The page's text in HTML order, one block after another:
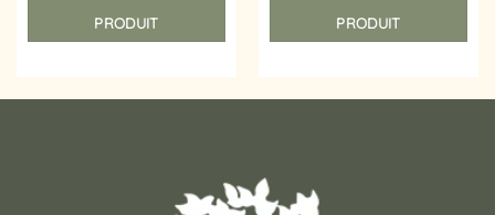
PRODUIT
PRODUIT